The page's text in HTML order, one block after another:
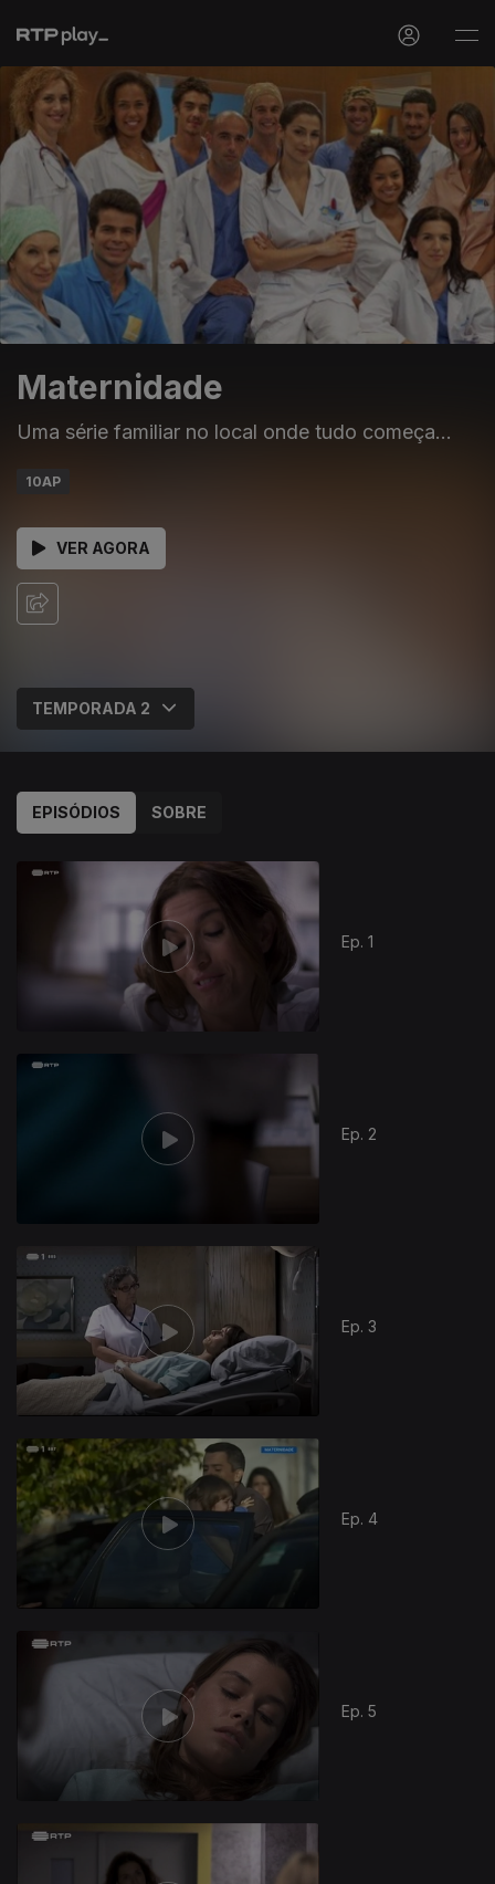
Maternidade
Uma série familiar no local onde tudo começa...
10AP
VER AGORA
EPISÓDIOS SOBRE
Ep. 1
Ep. 2
Ep. 3
Ep. 4
Ep. 5